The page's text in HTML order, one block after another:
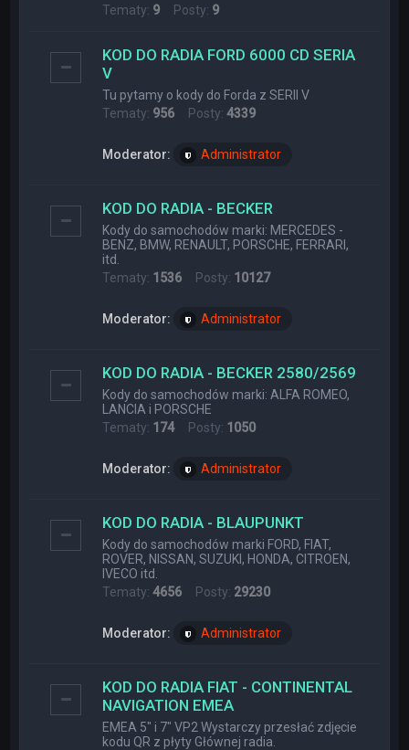
Tematy: 9 Posty: 9
KOD DO RADIA FORD 6000 CD SERIA
V
Tu pytamy o kody do Forda z SERII V
Tematy: 956 Posty:4339
Moderator: Administrator
KOD DO RADIA - BECKER
Kody do samochodów marki: MERCEDES -
BENZ, BMW, RENAULT, PORSCHE, FERRARI,
itd.
Tematy: 1536 Posty: 10127
Moderator: Administrator
KOD DO RADIA - BECKER 2580/2569
Kody do samochodów marki: ALFA ROMEO,
LANCIA i PORSCHE
Tematy: 174Posty: 1050
Moderator: Administrator
KOD DO RADIA - BLAUPUNKT
Kody do samochodów marki FORD, FIAT,
ROVER, NISSAN, SUZUKI, HONDA, CITROEN,
IVECO itd.
Tematy:4656 Posty: 29230
Moderator: Administrator
KOD DO RADIA FIAT - CONTINENTAL
NAVIGATION EMEA
EMEA 5" i 7" VP2 Wystarczy przesłać zdjęcie
kodu QR z płyty Głównej radia.